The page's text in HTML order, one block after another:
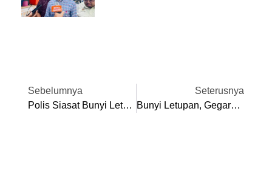
Sebelumnya
Polis Siasat Bunyi Letupan, Gegaran Di Ipoh, Tiada Kaitan Latihan Letupan Atau Kuari
Seterusnya
Bunyi Letupan, Gegaran Gemparkan Penduduk Ipoh, Ramai Masih Berteka-Teki